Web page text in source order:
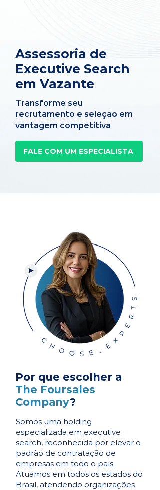
Assessoria de
Executive Search
em Vazante
Transforme seu
recrutamento e seleção em
vantagem competitiva
FALE COM UM ESPECIALISTA
Por que escolher a
The Foursales
Company?
Somos uma holding
especializada em executive
search, reconhecida por elevar o
padrão de contratação de
empresas em todo o país.
Atuamos em todos os estados do
Brasil, atendendo organizações